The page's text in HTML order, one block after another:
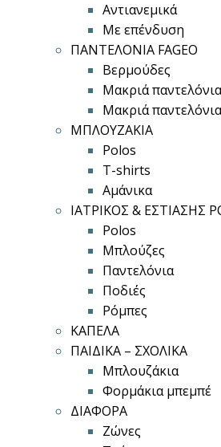
Αντιανεμικά
Με επένδυση
ΠΑΝΤΕΛΟΝΙΑ FAGEO
Βερμούδες
Μακριά
Μακριά
ΜΠΛΟΥΖΑΚΙΑ
Polos
T-shirts
Αμάνικα
ΙΑΤΡΙΚΟΣ & ΕΣΤΙΑΣΗΣ
Polos
Μπλούζες
Παντελόνια
Ποδιές
Ρόμπες
ΚΑΠΕΛΑ
ΠΑΙΔΙΚΑ – ΣΧΟΛΙΚΑ
Μπλουζάκια
Φορμάκια μπεμπέ
ΔΙΑΦΟΡΑ
Ζώνες